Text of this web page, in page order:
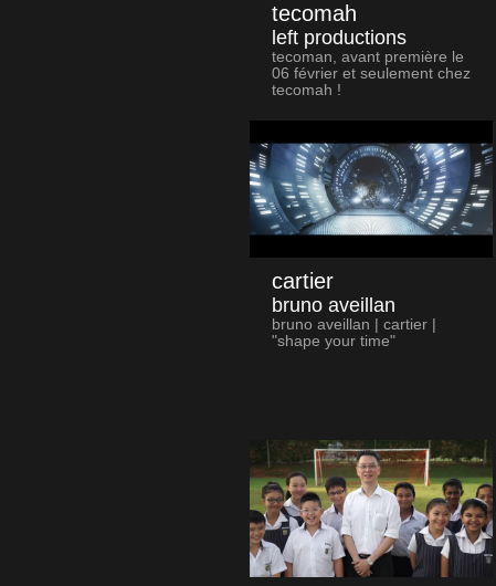
tecomah
left productions
tecoman, avant première le
06 février et seulement chez
tecomah !
cartier
bruno aveillan
bruno aveillan | cartier |
"shape your time"